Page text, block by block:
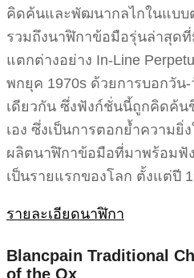
คิดค้นและพัฒนากลไกในแบบ
รวมถึงนาฬิกาข้อมือรุ่นล่าสุด
แตกต่างอย่าง In-Line
พกยุค 1970s ด้วยการบอกวัน-
เดียวกัน ซึ่งฟังก์ชั่นนี้ถูกคิดค้น
เอง ซึ่งเป็นการตอกย้ำความยิ่
ผลิตนาฬิกาข้อมือที่มาพร้อมฟั
เป็นรายแรกของโลก ตั้งแต่ปี
รายละเอียดนาฬิกา
Blancpain Traditional
of the Ox